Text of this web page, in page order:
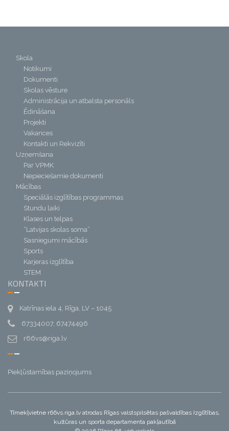
Skola
Notikumi
Dokumenti
Skolas vēsture
Administrācija un atbalsta personāls
Ēdināšana
Projekti
Vakances
Kontakti un Rekvizīti
Uzņemšana
Par VPMK
Nepieciešamie dokumenti
Mācības
Speciālās izglītības programmas
Stundu laiki
Klases un telpas
“Latvijas skolas soma”
Sasniegumi mācībās
Sports
Karjeras izglītība
STEM
KONTAKTI
Katrīnas iela 4, Rīga, LV – 1045
67334007, 67474496
r66vs@riga.lv
Piekļūstamības paziņojums
Tīmekļvietne r66vs.riga.lv atrodas Rīgas valstspilsētas pašvaldības Izglītības,
kultūras un sporta departamenta pakļautībā